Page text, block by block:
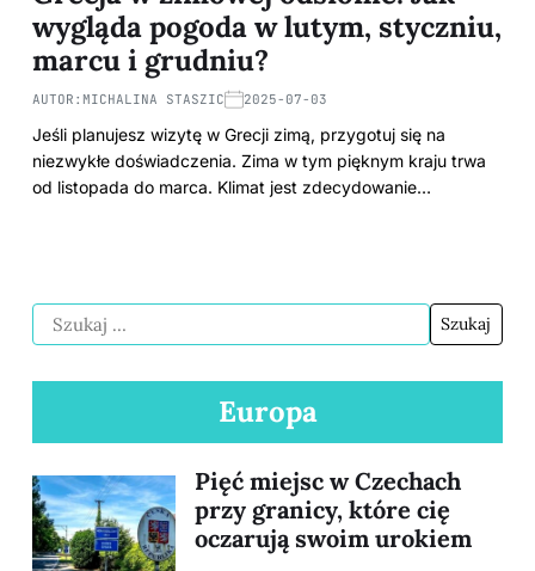
wygląda pogoda w lutym, styczniu,
marcu i grudniu?
AUTOR: MICHALINA STASZIC 2025-07-03
Jeśli planujesz wizytę w Grecji zimą, przygotuj się na
niezwykłe doświadczenia. Zima w tym pięknym kraju trwa
od listopada do marca. Klimat jest zdecydowanie…
Europa
Pięć miejsc w Czechach
przy granicy, które cię
oczarują swoim urokiem